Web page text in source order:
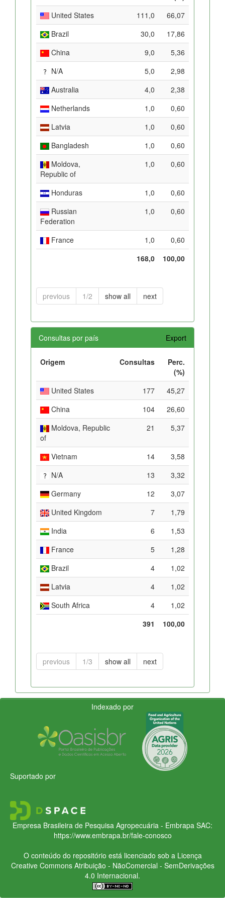
United States
111,0
66,07
Brazil
30,0
17,86
China
9,0
5,36
N/A
5,0
2,98
Australia
4,0
2,38
Netherlands
1,0
0,60
Latvia
1,0
0,60
Bangladesh
1,0
0,60
Moldova,
Republic of
1,0 0,60
Honduras 1,0
0,60
Russian
Federation
1,0 0,60
France 1,0
0,60
168,0
100,00
previous 1/2 show all next
Consultas por país Export
Origem Consultas
Perc.
(%)
United States
177
45,27
China
104
26,60
Moldova, Republic
of
21 5,37
Vietnam 14
3,58
N/A
13
3,32
Germany
12
3,07
United Kingdom
7
1,79
India
6
1,53
France
5
1,28
Brazil
4
1,02
Latvia
4
1,02
South Africa
4
1,02
391
100,00
previous 1/3 show all next
Indexado por
Suportado por
Empresa Brasileira de Pesquisa Agropecuária - Embrapa SAC:
https://www.embrapa.br/fale-conosco
O conteúdo do repositório está licenciado sob a Licença
Creative CommonsAtribuição - NãoComercial - SemDerivações
4.0 Internacional.